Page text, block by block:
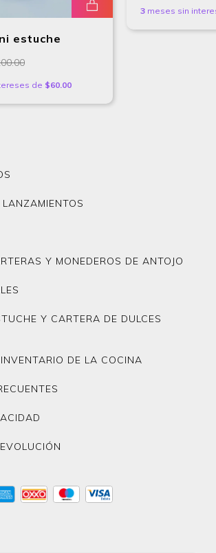
estuche
de $60.00
3 meses sin
Y MONEDEROS DE ANTOJO
Y CARTERA DE DULCES
DE LA COCINA